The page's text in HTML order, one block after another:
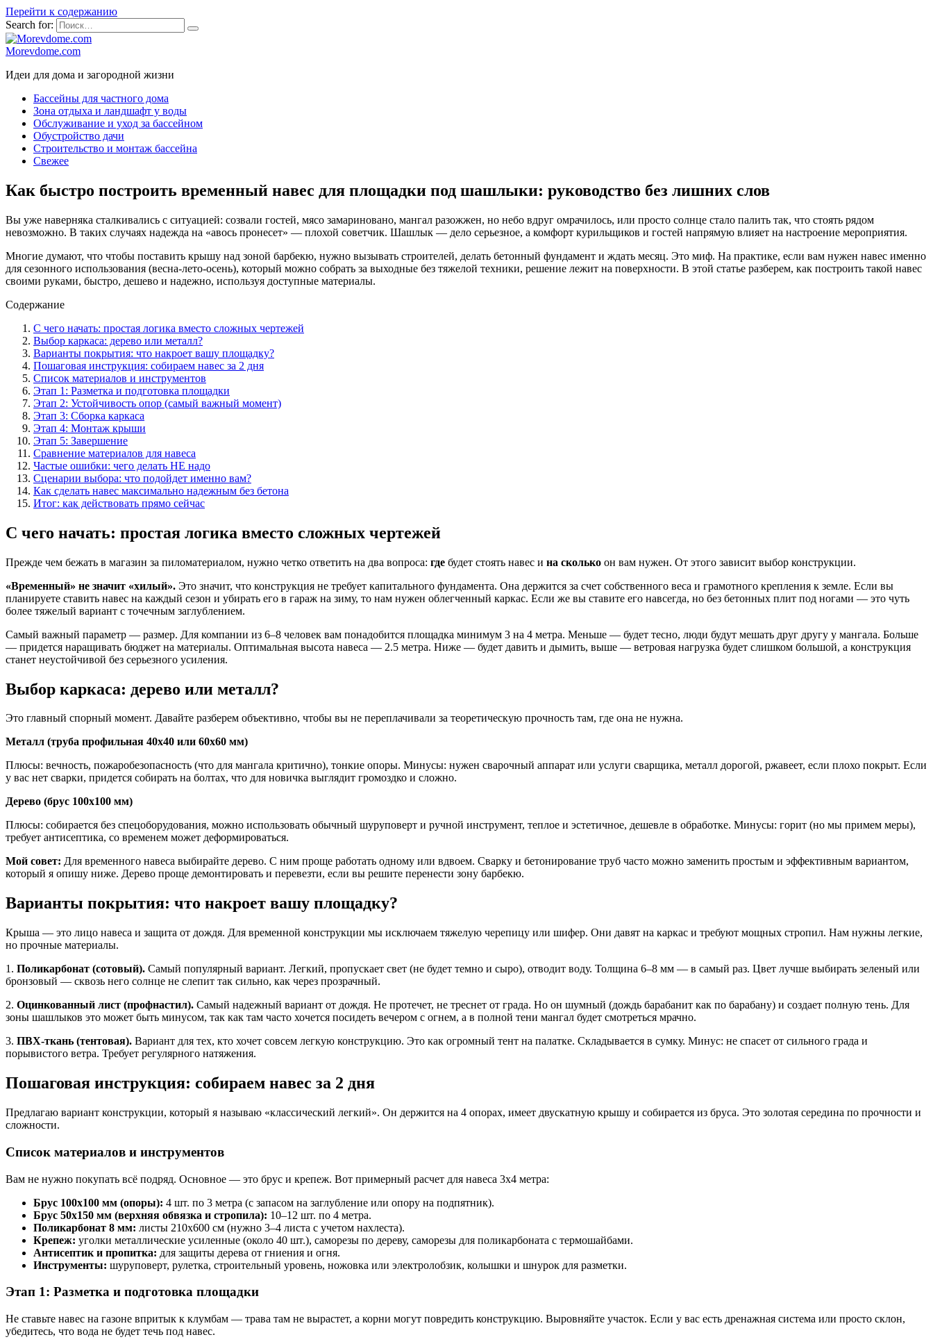
Перейти к содержанию
Search for:
Morevdome.com
Идеи для дома и загородной жизни
Бассейны для частного дома
Зона отдыха и ландшафт у воды
Обслуживание и уход за бассейном
Обустройство дачи
Строительство и монтаж бассейна
Свежее
Как быстро построить временный навес для площадки под шашлыки: руководство без лишних слов
Вы уже наверняка сталкивались с ситуацией: созвали гостей, мясо замариновано, мангал разожжен, но небо вдруг омрачилось, или просто солнце стало палить так, что стоять рядом
невозможно. В таких случаях надежда на «авось пронесет» — плохой советчик. Шашлык — дело серьезное, а комфорт курильщиков и гостей напрямую влияет на настроение мероприятия.
Многие думают, что чтобы поставить крышу над зоной барбекю, нужно вызывать строителей, делать бетонный фундамент и ждать месяц. Это миф. На практике, если вам нужен навес именно
для сезонного использования (весна-лето-осень), который можно собрать за выходные без тяжелой техники, решение лежит на поверхности. В этой статье разберем, как построить такой навес
своими руками, быстро, дешево и надежно, используя доступные материалы.
Содержание
С чего начать: простая логика вместо сложных чертежей
Выбор каркаса: дерево или металл?
Варианты покрытия: что накроет вашу площадку?
Пошаговая инструкция: собираем навес за 2 дня
Список материалов и инструментов
Этап 1: Разметка и подготовка площадки
Этап 2: Устойчивость опор (самый важный момент)
Этап 3: Сборка каркаса
Этап 4: Монтаж крыши
Этап 5: Завершение
Сравнение материалов для навеса
Частые ошибки: чего делать НЕ надо
Сценарии выбора: что подойдет именно вам?
Как сделать навес максимально надежным без бетона
Итог: как действовать прямо сейчас
С чего начать: простая логика вместо сложных чертежей
Прежде чем бежать в магазин за пиломатериалом, нужно четко ответить на два вопроса: где будет стоять навес и на сколько он вам нужен. От этого зависит выбор конструкции.
«Временный» не значит «хилый». Это значит, что конструкция не требует капитального фундамента. Она держится за счет собственного веса и грамотного крепления к земле. Если вы
планируете ставить навес на каждый сезон и убирать его в гараж на зиму, то нам нужен облегченный каркас. Если же вы ставите его навсегда, но без бетонных плит под ногами — это чуть
более тяжелый вариант с точечным заглублением.
Самый важный параметр — размер. Для компании из 6–8 человек вам понадобится площадка минимум 3 на 4 метра. Меньше — будет тесно, люди будут мешать друг другу у мангала. Больше
— придется наращивать бюджет на материалы. Оптимальная высота навеса — 2.5 метра. Ниже — будет давить и дымить, выше — ветровая нагрузка будет слишком большой, а конструкция
станет неустойчивой без серьезного усиления.
Выбор каркаса: дерево или металл?
Это главный спорный момент. Давайте разберем объективно, чтобы вы не переплачивали за теоретическую прочность там, где она не нужна.
Металл (труба профильная 40х40 или 60х60 мм)
Плюсы: вечность, пожаробезопасность (что для мангала критично), тонкие опоры. Минусы: нужен сварочный аппарат или услуги сварщика, металл дорогой, ржавеет, если плохо покрыт. Если
у вас нет сварки, придется собирать на болтах, что для новичка выглядит громоздко и сложно.
Дерево (брус 100х100 мм)
Плюсы: собирается без спецоборудования, можно использовать обычный шуруповерт и ручной инструмент, теплое и эстетичное, дешевле в обработке. Минусы: горит (но мы примем меры),
требует антисептика, со временем может деформироваться.
Мой совет: Для временного навеса выбирайте дерево. С ним проще работать одному или вдвоем. Сварку и бетонирование труб часто можно заменить простым и эффективным вариантом,
который я опишу ниже. Дерево проще демонтировать и перевезти, если вы решите перенести зону барбекю.
Варианты покрытия: что накроет вашу площадку?
Крыша — это лицо навеса и защита от дождя. Для временной конструкции мы исключаем тяжелую черепицу или шифер. Они давят на каркас и требуют мощных стропил. Нам нужны легкие,
но прочные материалы.
1. Поликарбонат (сотовый). Самый популярный вариант. Легкий, пропускает свет (не будет темно и сыро), отводит воду. Толщина 6–8 мм — в самый раз. Цвет лучше выбирать зеленый или
бронзовый — сквозь него солнце не слепит так сильно, как через прозрачный.
2. Оцинкованный лист (профнастил). Самый надежный вариант от дождя. Не протечет, не треснет от града. Но он шумный (дождь барабанит как по барабану) и создает полную тень. Для
зоны шашлыков это может быть минусом, так как там часто хочется посидеть вечером с огнем, а в полной тени мангал будет смотреться мрачно.
3. ПВХ-ткань (тентовая). Вариант для тех, кто хочет совсем легкую конструкцию. Это как огромный тент на палатке. Складывается в сумку. Минус: не спасет от сильного града и
порывистого ветра. Требует регулярного натяжения.
Пошаговая инструкция: собираем навес за 2 дня
Предлагаю вариант конструкции, который я называю «классический легкий». Он держится на 4 опорах, имеет двускатную крышу и собирается из бруса. Это золотая середина по прочности и
сложности.
Список материалов и инструментов
Вам не нужно покупать всё подряд. Основное — это брус и крепеж. Вот примерный расчет для навеса 3х4 метра:
Брус 100х100 мм (опоры): 4 шт. по 3 метра (с запасом на заглубление или опору на подпятник).
Брус 50х150 мм (верхняя обвязка и стропила): 10–12 шт. по 4 метра.
Поликарбонат 8 мм: листы 210х600 см (нужно 3–4 листа с учетом нахлеста).
Крепеж: уголки металлические усиленные (около 40 шт.), саморезы по дереву, саморезы для поликарбоната с термошайбами.
Антисептик и пропитка: для защиты дерева от гниения и огня.
Инструменты: шуруповерт, рулетка, строительный уровень, ножовка или электролобзик, колышки и шнурок для разметки.
Этап 1: Разметка и подготовка площадки
Не ставьте навес на газоне впритык к клумбам — трава там не вырастет, а корни могут повредить конструкцию. Выровняйте участок. Если у вас есть дренажная система или просто склон,
убедитесь, что вода не будет течь под навес.